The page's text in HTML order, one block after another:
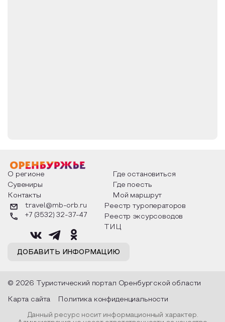
О регионе
Где остановиться
Сувениры
Где поесть
Контакты
Мой маршрут
ДОБАВИТЬ ИНФОРМАЦИЮ
travel@mb-orb.ru
+7 (3532) 32-37-47
Реестр туроператоров
Реестр эксурсоводов
ТИЦ
© 2026 Туристический портал Оренбургской области
Карта сайта Политика конфиденциальности
Данный ресурс носит информационный характер.